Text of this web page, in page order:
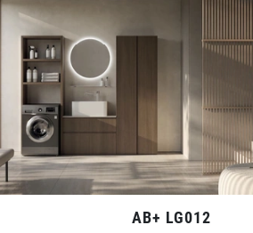
AB+ LG012